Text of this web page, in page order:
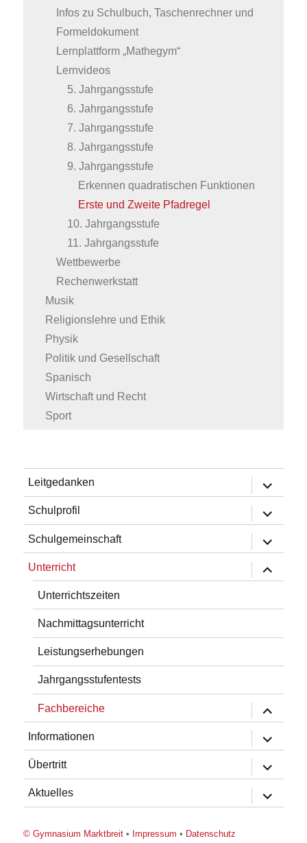
Infos zu Schulbuch, Taschenrechner und
Formeldokument
Lernplattform „Mathegym“
Lernvideos
5. Jahrgangsstufe
6. Jahrgangsstufe
7. Jahrgangsstufe
8. Jahrgangsstufe
9. Jahrgangsstufe
Erkennen quadratischen Funktionen
Erste und Zweite Pfadregel
10. Jahrgangsstufe
11. Jahrgangsstufe
Wettbewerbe
Rechenwerkstatt
Musik
Religionslehre und Ethik
Physik
Politik und Gesellschaft
Spanisch
Wirtschaft und Recht
Sport
Leitgedanken
öffnen
Schulprofil
öffnen
Schulgemeinschaft
öffnen
Unterricht
öffnen
Unterrichtszeiten
Nachmittagsunterricht
Leistungserhebungen
Jahrgangsstufentests
Fachbereiche
öffnen
Informationen
öffnen
Übertritt
öffnen
Aktuelles
öffnen
© Gymnasium Marktbreit • Impressum • Datenschutz